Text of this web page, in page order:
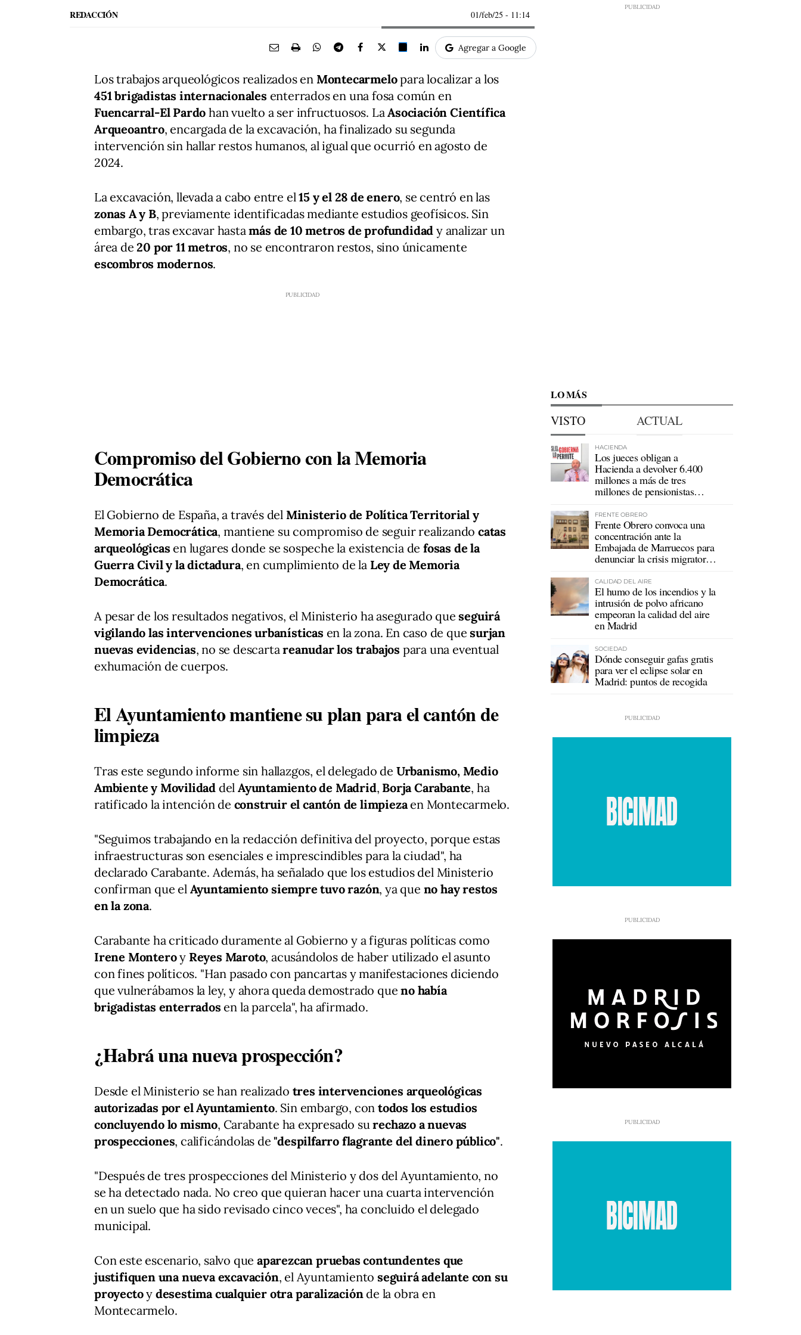
REDACCIÓN 01/feb/25 - 11:14
Agregar a Google
Los trabajos arqueológicos realizados en Montecarmelopara localizar a los
451 brigadistas internacionales enterrados en una fosa común en
Fuencarral-El Pardo han vuelto a ser infructuosos. LaAsociación Científica
Arqueoantro, encargada de la excavación, ha finalizado su segunda
intervención sin hallar restos humanos, al igual que ocurrió en agosto de
2024.
La excavación, llevada a cabo entre el15 y el 28 de enero, se centró en las
zonas A y B, previamente identificadas mediante estudios geofísicos. Sin
embargo, tras excavar hastamás de 10 metros de profundidad y analizar un
área de20 por 11 metros, no se encontraron restos, sino únicamente
escombros modernos.
Compromiso del Gobierno con la Memoria
Democrática
El Gobierno de España, a través del Ministerio de Política Territorial y
Memoria Democrática, mantiene su compromiso de seguir realizandocatas
arqueológicas en lugares donde se sospeche la existencia defosas de la
Guerra Civil y la dictadura, en cumplimiento de la Ley de Memoria
Democrática.
A pesar de los resultados negativos, el Ministerio ha asegurado queseguirá
vigilando las intervenciones urbanísticas en la zona. En caso de quesurjan
nuevas evidencias, no se descartareanudar los trabajos para una eventual
exhumación de cuerpos.
El Ayuntamiento mantiene su plan para el cantón de
limpieza
Tras este segundo informe sin hallazgos, el delegado de Urbanismo, Medio
Ambiente y Movilidad delAyuntamiento de Madrid, Borja Carabante, ha
ratificado la intención de construir el cantón de limpiezaen Montecarmelo.
"Seguimos trabajando en la redacción definitiva del proyecto, porque estas
infraestructuras son esenciales e imprescindibles para la ciudad", ha
declarado Carabante. Además, ha señalado que los estudios del Ministerio
confirman que el Ayuntamiento siempre tuvo razón, ya que no hay restos
en la zona.
Carabante ha criticado duramente al Gobierno y a figuras políticas como
Irene Monteroy Reyes Maroto, acusándolos de haber utilizado el asunto
con fines políticos. "Han pasado con pancartas y manifestaciones diciendo
que vulnerábamos la ley, y ahora queda demostrado queno había
brigadistas enterrados en la parcela", ha afirmado.
¿Habrá una nueva prospección?
Desde el Ministerio se han realizado tres intervenciones arqueológicas
autorizadas por el Ayuntamiento. Sin embargo, contodos los estudios
concluyendo lo mismo, Carabante ha expresado surechazo a nuevas
prospecciones, calificándolas de"despilfarro flagrante del dinero público".
"Después de tres prospecciones del Ministerio y dos del Ayuntamiento, no
se ha detectado nada. No creo que quieran hacer una cuarta intervención
en un suelo que ha sido revisado cinco veces", ha concluido el delegado
municipal.
Con este escenario, salvo que aparezcan pruebas contundentes que
justifiquen una nueva excavación, el Ayuntamientoseguirá adelante con su
proyectoy desestima cualquier otra paralizaciónde la obra en
Montecarmelo.
LO MÁS
VISTO ACTUAL
HACIENDA
Los jueces obligan a
Hacienda a devolver 6.400
millones a más de tres
millones de pensionistas
FRENTE OBRERO
Frente Obrero convoca una
concentración ante la
Embajada de Marruecos para
denunciar la crisis migratoria
CALIDAD DEL AIRE
El humo de los incendios y la
intrusión de polvo africano
empeoran la calidad del aire
en Madrid
SOCIEDAD
Dónde conseguir gafas gratis
para ver el eclipse solar en
Madrid: puntos de recogida